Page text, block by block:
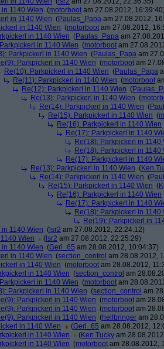
1140 Wien (motorboot am 27.08.2012,
in 1140 Wien (Paulas_Papa am 27.08.2012,
in 1140 Wien (motorboot am 27.08.2012,
in 1140 Wien (Paulas_Papa am
in 1140 Wien (motorboot am
Parkpickerl in 1140 Wien (Paulas_Papa am
Parkpickerl in 1140 Wien (motorboot am
Re(10): Parkpickerl in 1140 Wien (Paulas_Papa
Re(11): Parkpickerl in 1140 Wien (motorboot
Re(12): Parkpickerl in 1140 Wien (
Re(13): Parkpickerl in 1140 Wien (
Re(14): Parkpickerl in 1140 Wien (
Re(15): Parkpickerl in 1140 Wien (
Re(16): Parkpickerl in 1140 Wien
Re(17): Parkpickerl in 1140
Re(18): Parkpickerl in 1140
Re(18): Parkpickerl in 1140
Re(17): Parkpickerl in 1140
Re(13): Parkpickerl in 1140 Wien (Ken
Re(14): Parkpickerl in 1140 Wien (
Re(15): Parkpickerl in 1140 Wien (
Re(16): Parkpickerl in 1140 Wien
Re(17): Parkpickerl in 1140
Re(18): Parkpickerl in 1140
Re(19): Parkpickerl in
1140 Wien ( lsr2 am 27.08.2012, 22:24:12)
Wien
( lsr2 am 27.08.2012, 22:25:29)
1140 Wien (Geri_65 am 28.08.2012, 10:04:37)
in 1140 Wien (section_control am 28.08.2012,
in 1140 Wien (motorboot am 28.08.2012,
in 1140 Wien (section_control am
in 1140 Wien (motorboot am
Parkpickerl in 1140 Wien (section_control am
Parkpickerl in 1140 Wien (motorboot am
Parkpickerl in 1140 Wien (motorboot am
Parkpickerl in 1140 Wien (hellbringer am
in 1140 Wien
(Geri_65 am 28.08.2012,
in 1140 Wien
(Ken Tucky am
in 1140 Wien (motorboot am 28.08.2012,